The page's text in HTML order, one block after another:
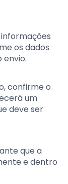
informações
os dados
envio.
confirme o
um
deve ser
que a
e dentro